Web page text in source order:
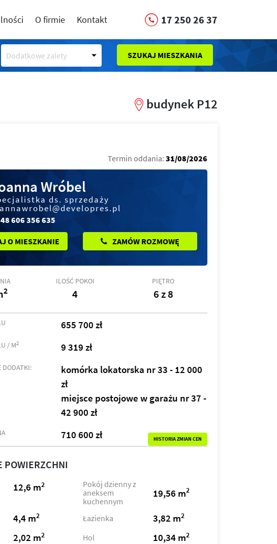
O firmie Kontakt 17 250 26 37
Dodatkowe zalety SZUKAJ MIESZKANIA
budynek P12
Termin oddania: 31/08/2026
Wróbel
ds. sprzedaży
606 356 635
O MIESZKANIE ZAMÓW ROZMOWĘ
2
ILOŚĆ POKOI
4
PIĘTRO
6 z 8
655 700 zł
/ M2 9 319 zł
DODATKI:
komórka lokatorska nr 33 - 12 000
zł
miejsce postojowe w garażu nr 37 -
42 900 zł
710 600 zł HISTORIA ZMIAN CEN
POWIERZCHNI
12,6 m2
Pokój dzienny z
aneksem
kuchennym
19,56 m2
4,4 m2 Łazienka 3,82 m2
2,02 m2 Hol 10,34 m2